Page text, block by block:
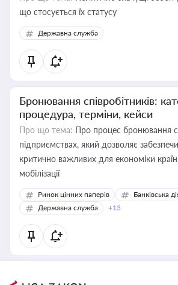
що стосується їх статусу
Державна служба
Бронювання співробітників:
процедура, терміни, кейси
Про що тема: Про процес бронювання
підприємствах, який дозволяє
критично важливих для економіки
мобілізації
Ринок цінних паперів
Банківська
Державна служба
+13